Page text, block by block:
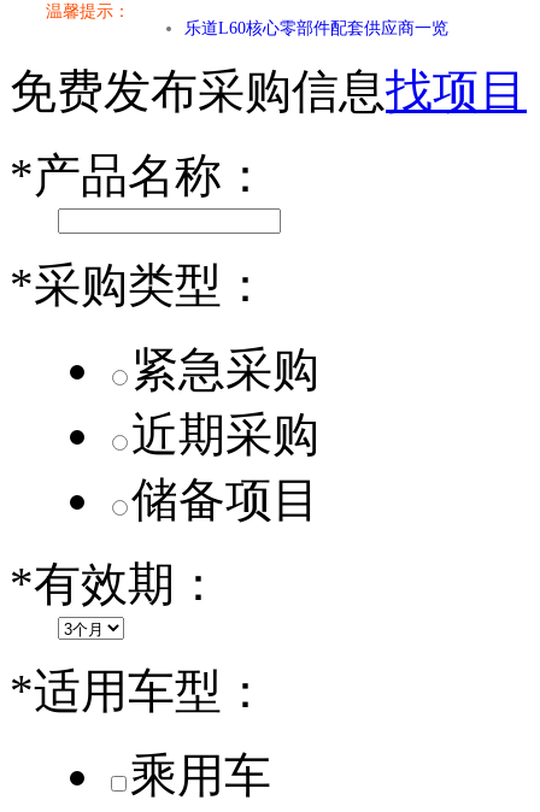
温馨提示：
乐道L60核心零部件配套供应商一览
第二代 AION V核心零部件配套供应商一览
乐道L60核心零部件配套供应商一览
免费发布采购信息找项目
*产品名称：
*采购类型：
紧急采购
近期采购
储备项目
*有效期：
*适用车型：
乘用车